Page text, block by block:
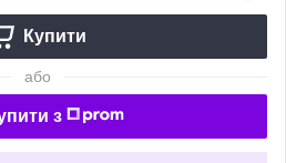
Купити
або
з